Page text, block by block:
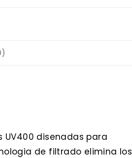
UV400 disenadas para
de filtrado elimina los